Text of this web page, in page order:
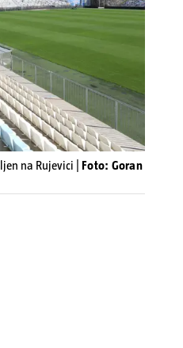
na Rujevici | Foto: Goran